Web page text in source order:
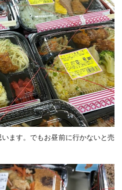
ます。でもお昼前に行かないと売